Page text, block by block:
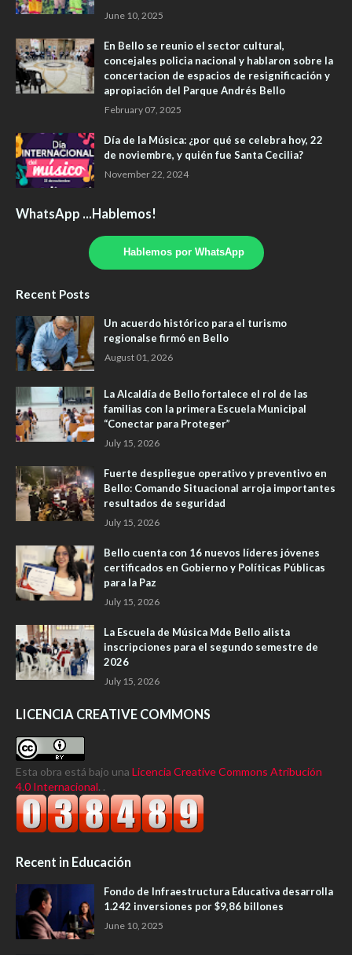
June 10, 2025
En Bello se reunio el sector cultural,
concejales policia nacional y hablaron sobre la
concertacion de espacios de resignificación y
apropiación del Parque Andrés Bello
February 07, 2025
Día de la Música: ¿por qué se celebra hoy, 22
de noviembre, y quién fue Santa Cecilia?
November 22, 2024
WhatsApp ...Hablemos!
Hablemos por WhatsApp
Recent Posts
Un acuerdo histórico para el turismo
regionalse firmó en Bello
August 01, 2026
La Alcaldía de Bello fortalece el rol de las
familias con la primera Escuela Municipal
“Conectar para Proteger”
July 15, 2026
Fuerte despliegue operativo y preventivo en
Bello: Comando Situacional arroja importantes
resultados de seguridad
July 15, 2026
Bello cuenta con 16 nuevos líderes jóvenes
certificados en Gobierno y Políticas Públicas
para la Paz
July 15, 2026
La Escuela de Música Mde Bello alista
inscripciones para el segundo semestre de
2026
July 15, 2026
LICENCIA CREATIVE COMMONS
Esta obra está bajo una Licencia Creative Commons Atribución
4.0 Internacional. .
Recent in Educación
Fondo de Infraestructura Educativa desarrolla
1.242 inversiones por $9,86 billones
June 10, 2025